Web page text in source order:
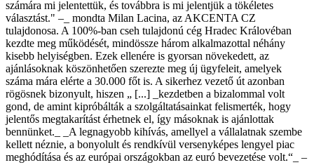
számára mi jelentettük, és továbbra is mi jelentjük a tökéletes
választást." –_ mondta Milan Lacina, az AKCENTA CZ
tulajdonosa. A 100%-ban cseh tulajdonú cég Hradec Královéban
kezdte meg működését, mindössze három alkalmazottal néhány
kisebb helyiségben. Ezek ellenére is gyorsan növekedett, az
ajánlásoknak köszönhetően szerezte meg új ügyfeleit, amelyek
száma mára elérte a 30.000 főt is. A sikerhez vezető út azonban
rögösnek bizonyult, hiszen „ [...] _kezdetben a bizalommal volt
gond, de amint kipróbálták a szolgáltatásainkat felismerték, hogy
jelentős megtakarítást érhetnek el, így másoknak is ajánlottak
bennünket._ _A legnagyobb kihívás, amellyel a vállalatnak szembe
kellett néznie, a bonyolult és rendkívül versenyképes lengyel piac
meghódítása és az európai országokban az euró bevezetése volt.“_ –